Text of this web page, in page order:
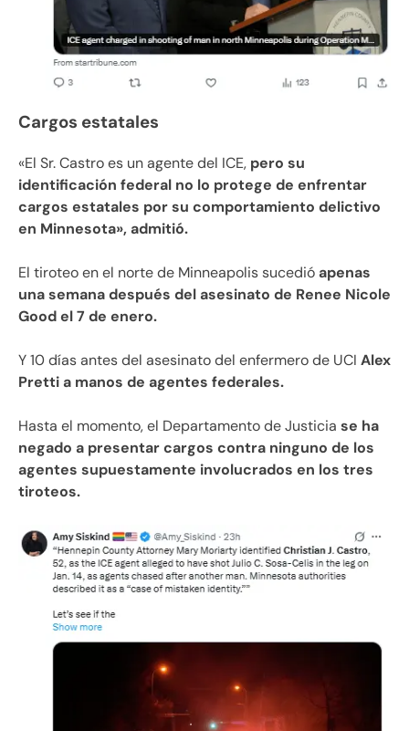
Cargos estatales
«El Sr. Castro es un agente del ICE, pero su
identificación federal no lo protege de enfrentar
cargos estatales por su comportamiento delictivo
en Minnesota», admitió.
El tiroteo en el norte de Minneapolis sucedióapenas
una semana después del asesinato de Renee Nicole
Good el 7 de enero.
Y 10 días antes del asesinato del enfermero de UCI Alex
Pretti a manos de agentes federales.
Hasta el momento, el Departamento de Justicia se ha
negado a presentar cargos contra ninguno de los
agentes supuestamente involucrados en los tres
tiroteos.